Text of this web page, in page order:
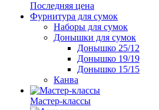
Последняя цена
Фурнитура для сумок
Наборы для сумок
Донышки для сумок
Донышко 25/12
Донышко 19/19
Донышко 15/15
Канва
Мастер-классы